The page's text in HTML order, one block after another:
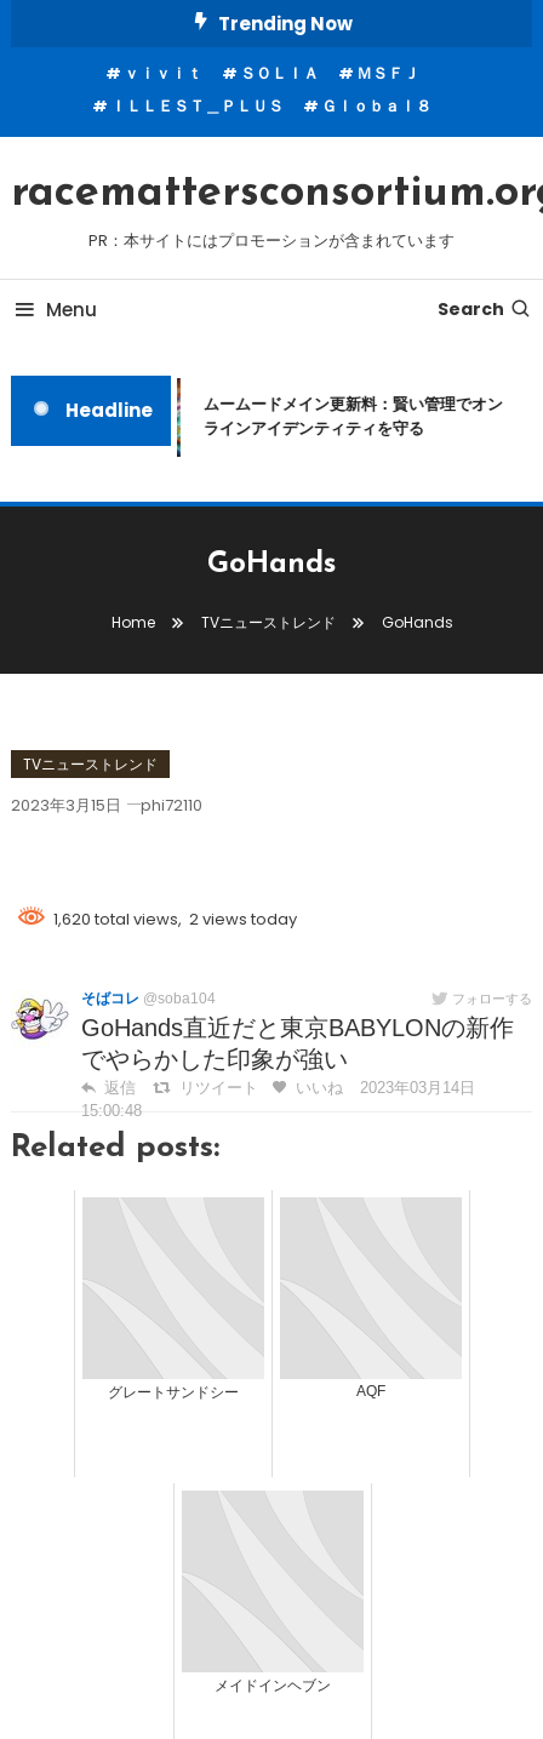
Trending Now
ｖｉｖｉｔ ＳＯＬＩＡ
ＭＳＦＪ
ＩＬＬＥＳＴ＿ＰＬＵＳ
Ｇｌｏｂａｌ８
PR：本サイトにはプロモーションが含まれています
Menu Search
Headline
ムームードメイン更新料：賢い管理でオン
ラインアイデンティティを守る
GoHands
Home TVニューストレンド GoHands
TVニューストレンド
2023年3月15日 phi72110
1,620 total views, 2 views today
そばコレ @soba104 フォローする
GoHands直近だと東京BABYLONの新作
でやらかした印象が強い
返信 リツイート いいね
2023年03月14日
15:00:48
Related posts:
グレートサンドシー AQF
メイドインヘブン